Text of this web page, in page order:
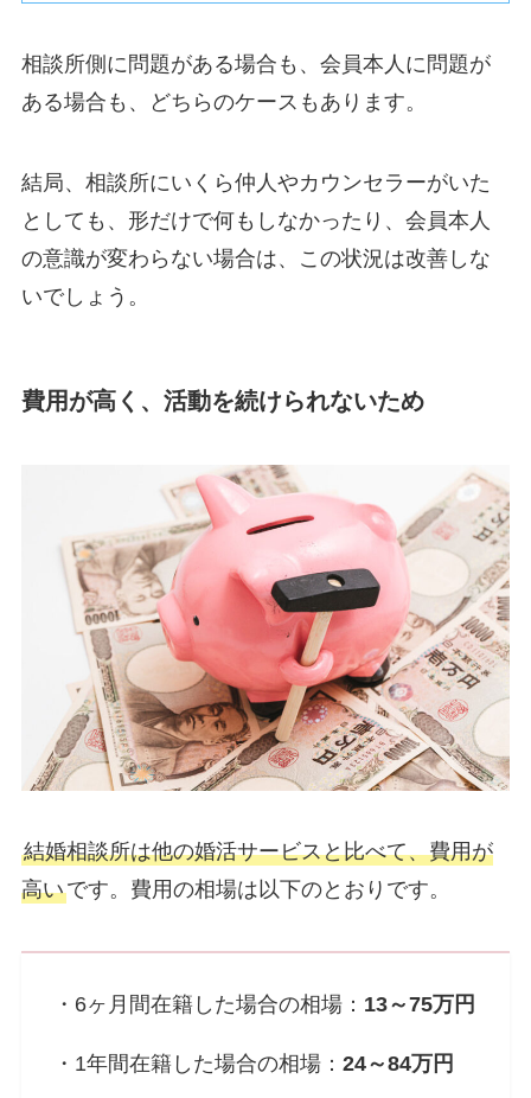
相談所側に問題がある場合も、会員本人に問題が
ある場合も、どちらのケースもあります。
結局、相談所にいくら仲人やカウンセラーがいた
としても、形だけで何もしなかったり、会員本人
の意識が変わらない場合は、この状況は改善しな
いでしょう。
費用が高く、活動を続けられないため
結婚相談所は他の婚活サービスと比べて、費用が
高いです。費用の相場は以下のとおりです。
・6ヶ月間在籍した場合の相場： 13～75万円
・1年間在籍した場合の相場： 24～84万円